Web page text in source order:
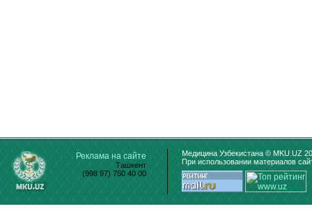
Реклама на сайте
Ташкент
(998 97) 750 40 00
Медицина Узбекистана © MKU.UZ
При использовании материалов